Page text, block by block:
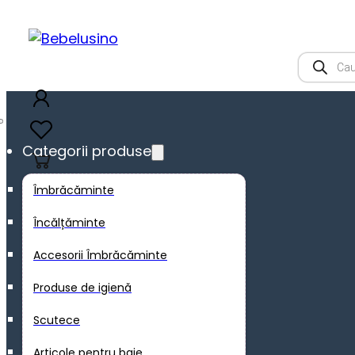
search
0
Categorii produse
Îmbrăcăminte
Încălțăminte
Accesorii Îmbrăcăminte
Produse de igienă
Scutece